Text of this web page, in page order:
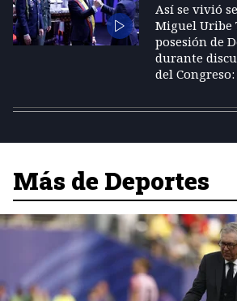
Así se vivió
Miguel Uribe
posesión de
durante
del
Más de Deportes